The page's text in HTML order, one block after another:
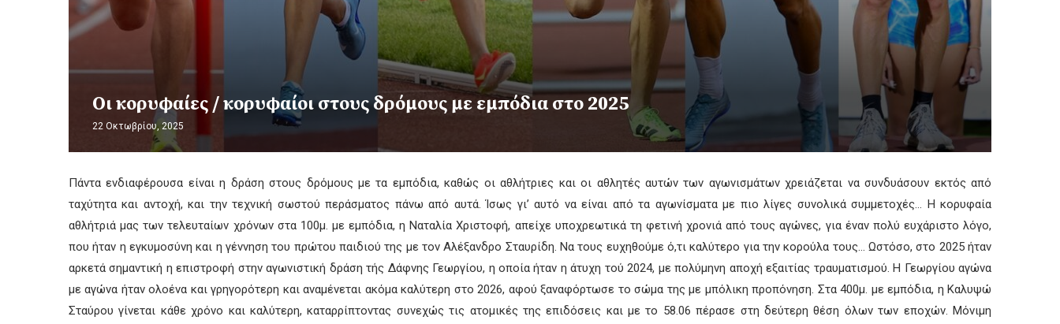
Οι κορυφαίες / κορυφαίοι στους δρόμους με εμπόδια στο 2025
22 Οκτωβρίου, 2025
Πάντα ενδιαφέρουσα είναι η δράση στους δρόμους με τα εμπόδια, καθώς οι αθλήτριες και οι αθλητές αυτών των αγωνισμάτων χρειάζεται να συνδυάσουν εκτός από
ταχύτητα και αντοχή, και την τεχνική σωστού περάσματος πάνω από αυτά. Ίσως γι’ αυτό να είναι από τα αγωνίσματα με πιο λίγες συνολικά συμμετοχές… Η κορυφαία
αθλήτριά μας των τελευταίων χρόνων στα 100μ. με εμπόδια, η Ναταλία Χριστοφή, απείχε υποχρεωτικά τη φετινή χρονιά από τους αγώνες, για έναν πολύ ευχάριστο λόγο,
που ήταν η εγκυμοσύνη και η γέννηση του πρώτου παιδιού της με τον Αλέξανδρο Σταυρίδη. Να τους ευχηθούμε ό,τι καλύτερο για την κορούλα τους… Ωστόσο, στο 2025 ήταν
αρκετά σημαντική η επιστροφή στην αγωνιστική δράση τής Δάφνης Γεωργίου, η οποία ήταν η άτυχη τού 2024, με πολύμηνη αποχή εξαιτίας τραυματισμού. Η Γεωργίου αγώνα
με αγώνα ήταν ολοένα και γρηγορότερη και αναμένεται ακόμα καλύτερη στο 2026, αφού ξαναφόρτωσε το σώμα της με μπόλικη προπόνηση. Στα 400μ. με εμπόδια, η Καλυψώ
Σταύρου γίνεται κάθε χρόνο και καλύτερη, καταρρίπτοντας συνεχώς τις ατομικές της επιδόσεις και με το 58.06 πέρασε στη δεύτερη θέση όλων των εποχών. Μόνιμη